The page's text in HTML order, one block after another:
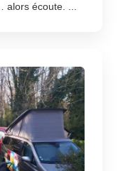
écoute. ...